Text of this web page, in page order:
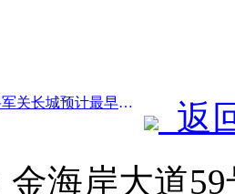
前一篇：北京平谷将军关长城预计最早于2026年底开门迎客
返
海岸大道59